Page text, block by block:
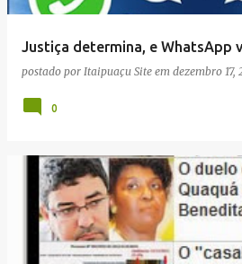
Justiça determina, e WhatsApp
postado por Itaipuaçu Site em dezembro 17,
0